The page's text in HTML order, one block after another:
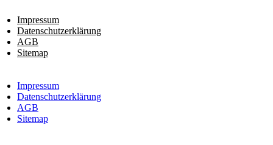
Impressum
Datenschutzerklärung
AGB
Sitemap
Impressum
Datenschutzerklärung
AGB
Sitemap